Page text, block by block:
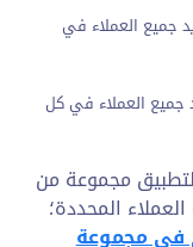
جميع العملاء في
جميع العملاء في كل
لتطبيق مجموعة من
المحددة؛
في مجموعة